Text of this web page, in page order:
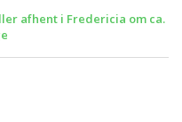
afhent i Fredericia om ca.